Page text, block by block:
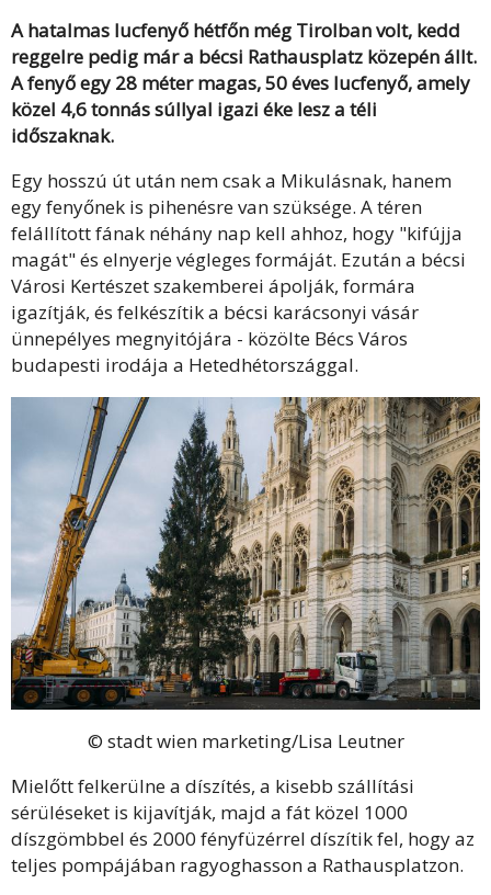
A hatalmas lucfenyő hétfőn még Tirolban volt, kedd
reggelre pedig már a bécsi Rathausplatz közepén állt.
A fenyő egy 28 méter magas, 50 éves lucfenyő, amely
közel 4,6 tonnás súllyal igazi éke lesz a téli
időszaknak.
Egy hosszú út után nem csak a Mikulásnak, hanem
egy fenyőnek is pihenésre van szüksége. A téren
felállított fának néhány nap kell ahhoz, hogy "kifújja
magát" és elnyerje végleges formáját. Ezután a bécsi
Városi Kertészet szakemberei ápolják, formára
igazítják, és felkészítik a bécsi karácsonyi vásár
ünnepélyes megnyitójára - közölte Bécs Város
budapesti irodája a Hetedhétországgal.
© stadt wien marketing/Lisa Leutner
Mielőtt felkerülne a díszítés, a kisebb szállítási
sérüléseket is kijavítják, majd a fát közel 1000
díszgömbbel és 2000 fényfüzérrel díszítik fel, hogy az
teljes pompájában ragyoghasson a Rathausplatzon.